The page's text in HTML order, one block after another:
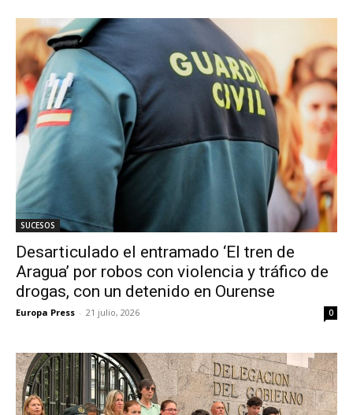
SUCESOS
Desarticulado el entramado ‘El tren de
Aragua’ por robos con violencia y tráfico de
drogas, con un detenido en Ourense
Europa Press - 21 julio, 2026 0